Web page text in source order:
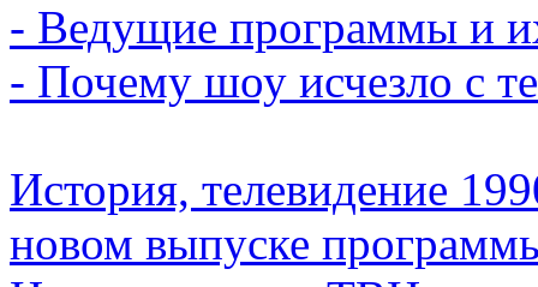
- Ведущие программы и
- Почему шоу исчезло с
История, телевидение
новом выпуске